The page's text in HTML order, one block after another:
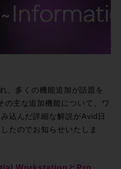
、多くの機能追加が話題を
の主な追加機能について、ワ
込んだ詳細な解説がAvid日
たのでお知らせいたしま